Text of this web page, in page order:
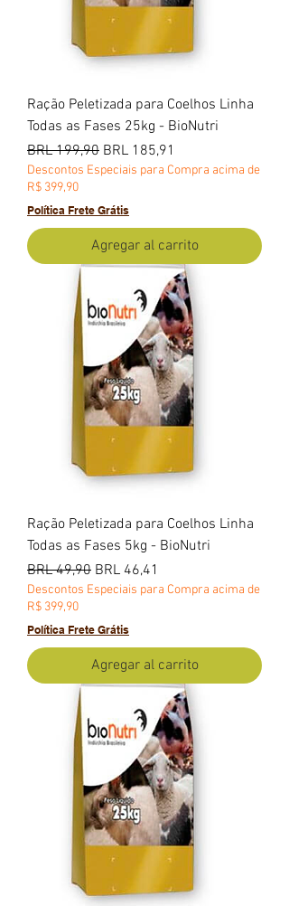
Ração Peletizada para Coelhos Linha
Todas as Fases 25kg - BioNutri
Precio
BRL 199,90 Precio de oferta
BRL 185,91
Descontos Especiais para Compra acima de
R$ 399,90
Política Frete Grátis
Agregar al carrito
Ração Peletizada para Coelhos Linha
Todas as Fases 5kg - BioNutri
Precio
BRL 49,90 Precio de oferta
BRL 46,41
Descontos Especiais para Compra acima de
R$ 399,90
Política Frete Grátis
Agregar al carrito